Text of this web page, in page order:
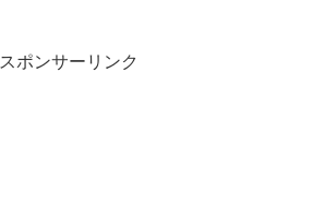
スポンサーリンク